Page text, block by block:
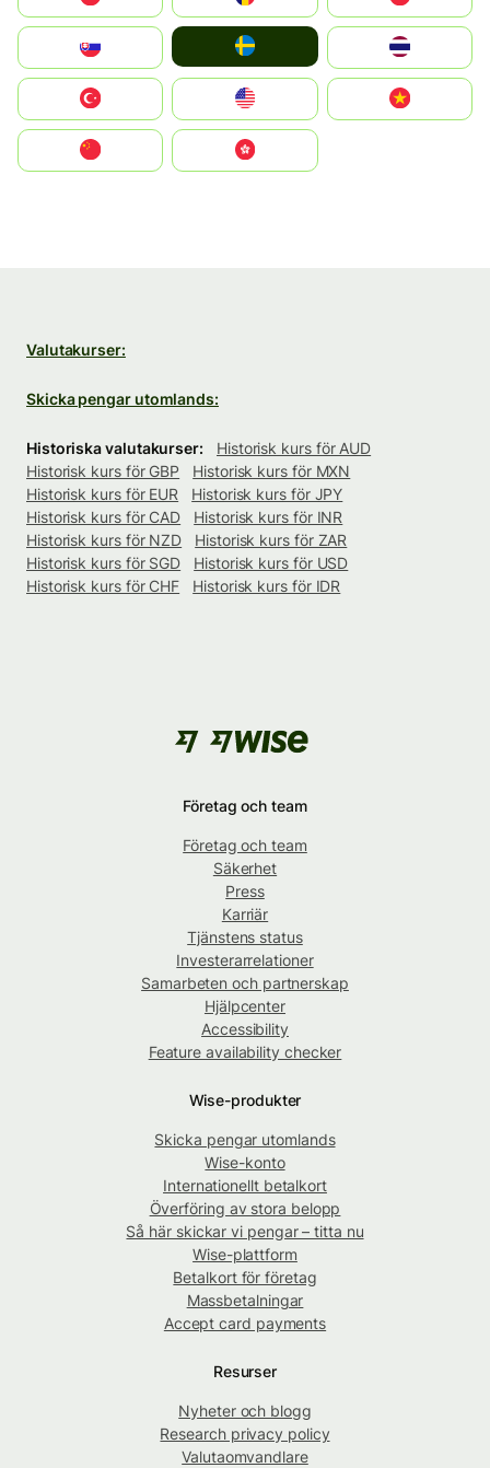
United States
中國香港特別行政區
Valutakurser:
Skicka pengar utomlands:
Historiska valutakurser:
Historisk kurs för AUD
Historisk kurs för GBP
Historisk kurs för MXN
Historisk kurs för EUR
Historisk kurs för JPY
Historisk kurs för CAD
Historisk kurs för INR
Historisk kurs för NZD
Historisk kurs för ZAR
Historisk kurs för SGD
Historisk kurs för USD
Historisk kurs för CHF
Historisk kurs för IDR
Företag och team
Företag och team
Säkerhet
Press
Karriär
Tjänstens status
Investerarrelationer
Samarbeten och partnerskap
Hjälpcenter
Accessibility
Feature availability checker
Wise-produkter
Skicka pengar utomlands
Wise-konto
Internationellt betalkort
Överföring av stora belopp
Så här skickar vi pengar – titta nu
Wise-plattform
Betalkort för företag
Massbetalningar
Accept card payments
Resurser
Nyheter och blogg
Research privacy policy
Valutaomvandlare